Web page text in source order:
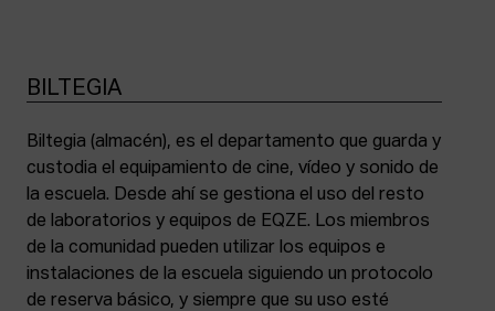
BILTEGIA
Biltegia (almacén), es el departamento que guarda y
custodia el equipamiento de cine, vídeo y sonido de
la escuela. Desde ahí se gestiona el uso del resto
de laboratorios y equipos de EQZE. Los miembros
de la comunidad pueden utilizar los equipos e
instalaciones de la escuela siguiendo un protocolo
de reserva básico, y siempre que su uso esté